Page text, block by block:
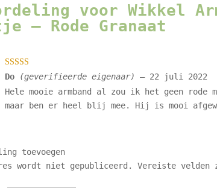
voorWikkel
– Rode Granaat
Gewaarde
4 uit 5
Do (geverifieerde eigenaar) – 22 juli 2022
Hele mooie armband al zou ik het geen rode
maar ben er heel blij mee. Hij is mooi
toevoegen
wordt niet gepubliceerd.
Vereiste velden